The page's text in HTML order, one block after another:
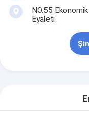
NO.55
Eyaleti